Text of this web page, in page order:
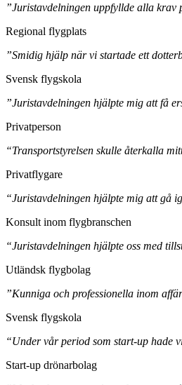
”Juristavdelningen uppfyllde alla krav
Regional flygplats
”Smidig hjälp när vi startade ett
Svensk flygskola
”Juristavdelningen hjälpte mig att få
Privatperson
“Transportstyrelsen skulle återkalla
Privatflygare
“Juristavdelningen hjälpte mig att gå
Konsult inom flygbranschen
“Juristavdelningen hjälpte oss med
Utländsk flygbolag
”Kunniga och professionella inom
Svensk flygskola
“Under vår period som start-up hade
Start-up drönarbolag